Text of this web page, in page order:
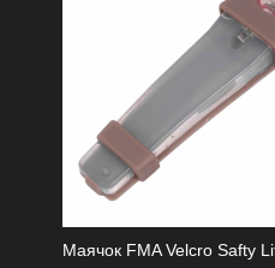
Маячок FMA Velcro Safty